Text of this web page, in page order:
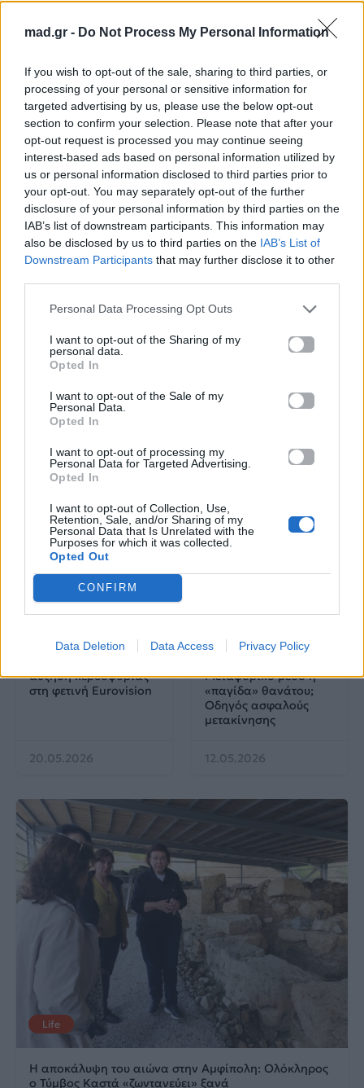
mad.gr - Do Not Process My Personal Information
If you wish to opt-out of the sale, sharing to third parties, or
processing of your personal or sensitive information for
targeted advertising by us, please use the below opt-out
section to confirm your selection. Please note that after your
opt-out request is processed you may continue seeing
interest-based ads based on personal information utilized by
us or personal information disclosed to third parties prior to
your opt-out. You may separately opt-out of the further
disclosure of your personal information by third parties on the
IAB’s list of downstream participants. This information may
also be disclosed by us to third parties on the IAB’s List of
Downstream Participants that may further disclose it to other
Personal Data Processing Opt Outs
I want to opt-out of the Sharing of my
personal data.
Opted In
I want to opt-out of the Sale of my
Personal Data.
Opted In
I want to opt-out of processing my
Personal Data for Targeted Advertising.
Opted In
I want to opt-out of Collection, Use,
Retention, Sale, and/or Sharing of my
Personal Data that Is Unrelated with the
Purposes for which it was collected.
Opted Out
CONFIRM
Data Deletion Data Access Privacy Policy
Πανελλαδικές 2026:
Στην κορυφή των
βαθμολογιών η
Λαρισαία Ιωάννα
Παπακώστα με 19.780
μόρια
26.06.2026
Μία κάρτα για όλες τις
προνοιακές παροχές!
26.06.2026
Life
κολυμπήσεις στην
Αττική: Οι 29
ακατάλληλες παραλίες
25.06.2026
Life
νέους επιστήμονες με
EUROVISION
αύξηση κερδοφορίας
στη φετινή Eurovision
20.05.2026
Go out
Μεταφορικό μέσο ή
«παγίδα» θανάτου;
Οδηγός ασφαλούς
μετακίνησης
12.05.2026
Life
Η αποκάλυψη του αιώνα στην Αμφίπολη: Ολόκληρος
ο Τύμβος Καστά «ζωντανεύει» ξανά